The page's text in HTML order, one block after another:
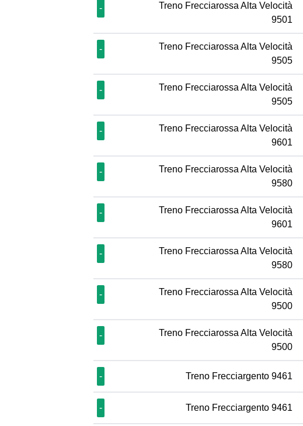
-
Treno Frecciarossa Alta Velocità
9501
-
Treno Frecciarossa Alta Velocità
9505
-
Treno Frecciarossa Alta Velocità
9505
-
Treno Frecciarossa Alta Velocità
9601
-
Treno Frecciarossa Alta Velocità
9580
-
Treno Frecciarossa Alta Velocità
9601
-
Treno Frecciarossa Alta Velocità
9580
-
Treno Frecciarossa Alta Velocità
9500
-
Treno Frecciarossa Alta Velocità
9500
- Treno Frecciargento 9461
- Treno Frecciargento 9461